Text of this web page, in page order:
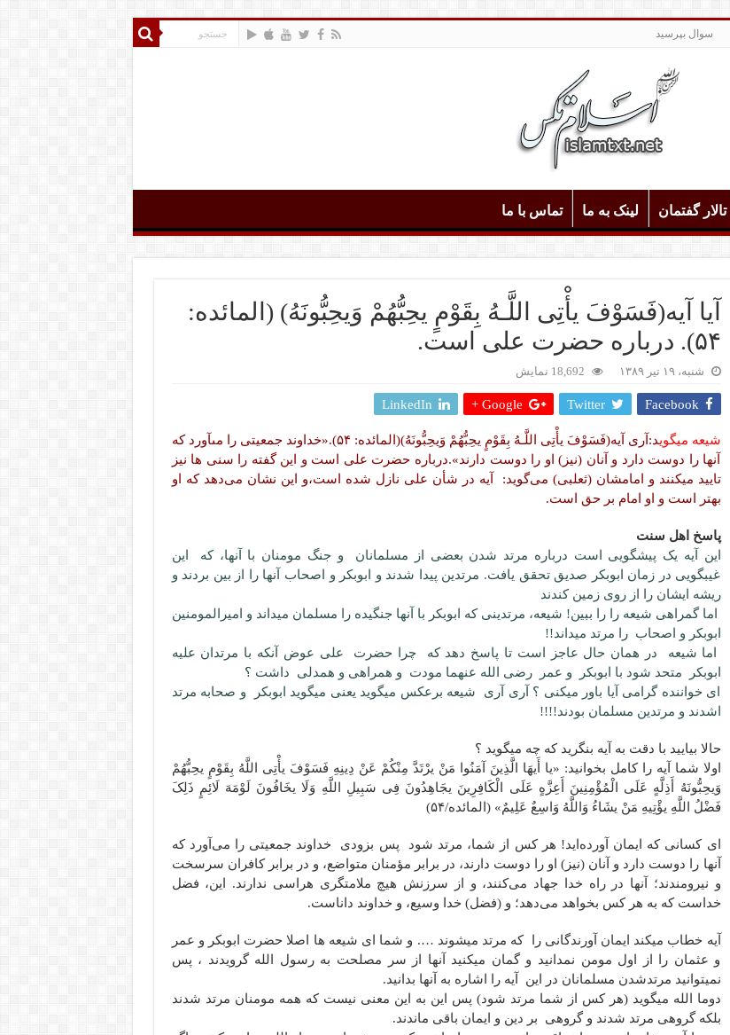
سوال بپرسید
تالار گفتمان لینک به ما تماس با ما
آیا آیه(فَسَوْفَ یأْتِی اللَّـهُ بِقَوْمٍ یحِبُّهُمْ وَیحِبُّونَهُ) (المائده:
۵۴). درباره حضرت علی است.
شنبه، ۱۹ تیر ۱۳۸۹ 18,692 نمایش
Facebook
Twitter
Google +
LinkedIn
شیعه میگوید
:آری آیه(فَسَوْفَ یأْتِی اللَّـهُ بِقَوْمٍ یحِبُّهُمْ وَیحِبُّونَهُ)(المائده: ۵۴).«خداوند جمعیتى را مى‏آورد که
آنها را دوست دارد و آنان (نیز) او را دوست دارند».درباره حضرت علی است و این گفته را سنی ها نیز
تایید میکنند و امامشان (ثعلبی) می‌گوید: آیه در شأن علی نازل شده است،و این نشان می‌دهد که او
بهتر است و او امام بر حق است.
پاسخ اهل سنت
این آیه یک پیشگویی است درباره مرتد شدن بعضی از مسلمانان و جنگ مومنان با آنها، که این
غیبگویی در زمان ابوبکر صدیق تحقق یافت. مرتدین پیدا شدند و ابوبکر و اصحاب آنها را از بین بردند و
ریشه ایشان را از روی زمین کندند
اما گمراهی شیعه را را ببین! شیعه، مرتدینی که ابوبکر با آنها جنگیده را مسلمان میداند و امیرالمومنین
ابوبکر و اصحاب را مرتد میداند!!
اما شیعه در همان حال عاجز است تا پاسخ دهد که چرا حضرت علی عوض آنکه با مرتدان علیه
ابوبکر متحد شود با ابوبکر و عمر رضی الله عنهما مودت و همراهی و همدلی داشت ؟
ای خواننده گرامی آیا باور میکنی ؟ آری آری شیعه برعکس میگوید یعنی میگوید ابوبکر و صحابه مرتد
اشدند و مرتدین مسلمان بودند!!!!
حالا بیایید با دقت به آیه بنگرید که چه میگوید ؟
اولا شما آیه را کامل بخوانید: «یا أَیهَا الَّذِینَ آمَنُوا مَنْ یرْتَدَّ مِنْکُمْ عَنْ دِینِهِ فَسَوْفَ یأْتِی اللَّهُ بِقَوْمٍ یحِبُّهُمْ
وَیحِبُّونَهُ أَذِلَّهٍ عَلَى الْمُؤْمِنِینَ أَعِزَّهٍ عَلَى الْکَافِرِینَ یجَاهِدُونَ فِی سَبِیلِ اللَّهِ وَلَا یخَافُونَ لَوْمَهَ لَائِمٍ ذَلِکَ
فَضْلُ اللَّهِ یؤْتِیهِ مَنْ یشَاءُ وَاللَّهُ وَاسِعٌ عَلِیمٌ» (المائده/۵۴)
ای کسانی که ایمان آورده‌اید! هر کس از شما، مرتد شود پس بزودی خداوند جمعیتی را می‌آورد که
آنها را دوست دارد و آنان (نیز) او را دوست دارند، در برابر مؤمنان متواضع، و در برابر کافران سرسخت
و نیرومندند؛ آنها در راه خدا جهاد می‌کنند، و از سرزنش هیچ ملامتگری هراسی ندارند. این، فضل
خداست که به هر کس بخواهد می‌دهد؛ و (فضل) خدا وسیع، و خداوند داناست.
آیه خطاب میکند ایمان آورندگانی را که مرتد میشوند …. و شما ای شیعه ها اصلا حضرت ابوبکر و عمر
و عثمان را از اول مومن نمدانید و گمان میکنید آنها از سر مصلحت به رسول الله گرویدند ، پس
نمیتوانید مرتدشدن مسلمانان در این آیه را اشاره به آنها بدانید.
دوما الله میگوید (هر کس از شما مرتد شود) پس این به این معنی نیست که همه مومنان مرتد شدند
بلکه گروهی مرتد شدند و گروهی بر دین و ایمان باقی ماندند.